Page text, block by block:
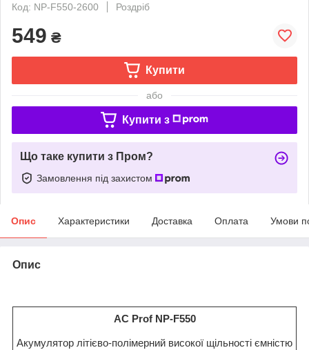
Код: NP-F550-2600
Роздріб
549 ₴
Купити
або
Купити з
Що таке купити з Пром?
Замовлення під захистом
Опис Характеристики Доставка Оплата Умови
Опис
AC Prof NP-F550
Акумулятор літієво-полімерний високої щільності ємністю